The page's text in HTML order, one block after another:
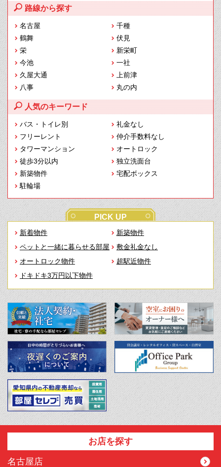
路線から探す
名古屋
千種
鶴舞
伏見
栄
新栄町
今池
一社
久屋大通
上前津
八事
丸の内
人気のキーワード
バス・トイレ別
礼金なし
フリーレント
仲介手数料なし
タワーマンション
オートロック
徒歩3分以内
独立洗面台
新築物件
宅配ボックス
駐輪場
PICK UP
新着物件
新築物件
ペットと一緒に暮らせる部屋
敷金礼金なし
オートロック物件
超駅近物件
ドキドキ3万円以下物件
お店を探す
名古屋店